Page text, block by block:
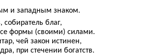
и западным знаком.
собиратель благ,
формы (своими) силами.
чей закон истинен,
при стечении богатств.